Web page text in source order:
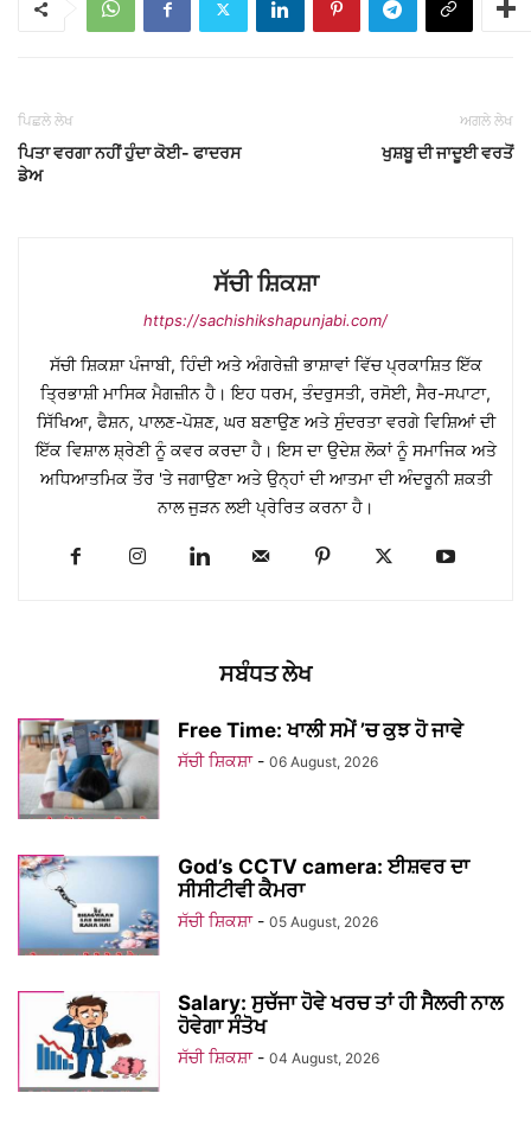
ਪਿਛਲੇ ਲੇਖ
ਪਿਤਾ ਵਰਗਾ ਨਹੀਂ ਹੁੰਦਾ ਕੋਈ- ਫਾਦਰਸ
ਡੇਅ
ਅਗਲੇ ਲੇਖ
ਖੁਸ਼ਬੂ ਦੀ ਜਾਦੂਈ ਵਰਤੋਂ
ਸੱਚੀ ਸ਼ਿਕਸ਼ਾ
https://sachishikshapunjabi.com/
ਸੱਚੀ ਸ਼ਿਕਸ਼ਾ ਪੰਜਾਬੀ, ਹਿੰਦੀ ਅਤੇ ਅੰਗਰੇਜ਼ੀ ਭਾਸ਼ਾਵਾਂ ਵਿੱਚ ਪ੍ਰਕਾਸ਼ਿਤ ਇੱਕ
ਤ੍ਰਿਭਾਸ਼ੀ ਮਾਸਿਕ ਮੈਗਜ਼ੀਨ ਹੈ। ਇਹ ਧਰਮ, ਤੰਦਰੁਸਤੀ, ਰਸੋਈ, ਸੈਰ-ਸਪਾਟਾ,
ਸਿੱਖਿਆ, ਫੈਸ਼ਨ, ਪਾਲਣ-ਪੋਸ਼ਣ, ਘਰ ਬਣਾਉਣ ਅਤੇ ਸੁੰਦਰਤਾ ਵਰਗੇ ਵਿਸ਼ਿਆਂ ਦੀ
ਇੱਕ ਵਿਸ਼ਾਲ ਸ਼੍ਰੇਣੀ ਨੂੰ ਕਵਰ ਕਰਦਾ ਹੈ। ਇਸ ਦਾ ਉਦੇਸ਼ ਲੋਕਾਂ ਨੂੰ ਸਮਾਜਿਕ ਅਤੇ
ਅਧਿਆਤਮਿਕ ਤੌਰ 'ਤੇ ਜਗਾਉਣਾ ਅਤੇ ਉਨ੍ਹਾਂ ਦੀ ਆਤਮਾ ਦੀ ਅੰਦਰੂਨੀ ਸ਼ਕਤੀ
ਨਾਲ ਜੁੜਨ ਲਈ ਪ੍ਰੇਰਿਤ ਕਰਨਾ ਹੈ।
ਸਬੰਧਤ ਲੇਖ
Free Time: ਖਾਲੀ ਸਮੇਂ ’ਚ ਕੁਝ ਹੋ ਜਾਵੇ
ਸੱਚੀ ਸ਼ਿਕਸ਼ਾ - 06 August, 2026
God’s CCTV camera: ਈਸ਼ਵਰ ਦਾ
ਸੀਸੀਟੀਵੀ ਕੈਮਰਾ
ਸੱਚੀ ਸ਼ਿਕਸ਼ਾ - 05 August, 2026
Salary: ਸੁਚੱਜਾ ਹੋਵੇ ਖਰਚ ਤਾਂ ਹੀ ਸੈਲਰੀ ਨਾਲ
ਹੋਵੇਗਾ ਸੰਤੋਖ
ਸੱਚੀ ਸ਼ਿਕਸ਼ਾ - 04 August, 2026